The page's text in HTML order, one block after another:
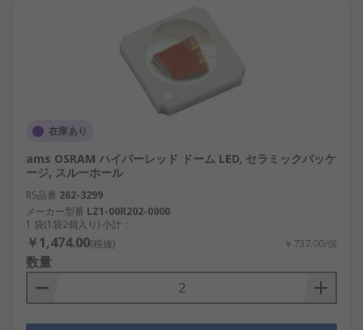
在庫あり
ams OSRAM ハイパーレッド ドーム LED, セラミックパッケ
ージ, スルーホール
RS品番 262-3299
メーカー型番 LZ1-00R202-0000
1 袋(1袋2個入り) 小計：
￥1,474.00(税抜) ￥737.00/個
数量